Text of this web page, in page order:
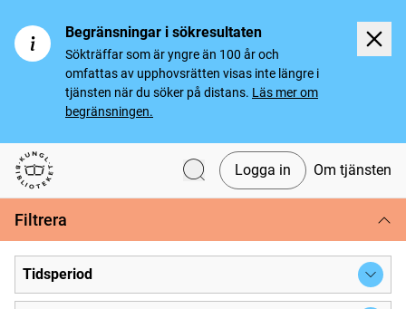
Begränsningar i sökresultaten
Sökträffar som är yngre än 100 år och
omfattas av upphovsrätten visas inte längre i
tjänsten när du söker på distans. Läs mer om
begränsningen.
Svenska tidningar
Logga in Om tjänsten
Filtrera
Tidsperiod